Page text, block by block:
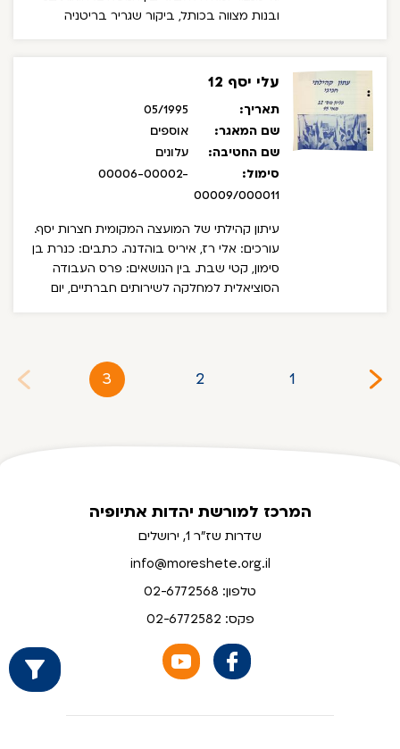
ובנות מצווה בכותל, ביקור שגריר בריטניה
עלי יסף 12
תאריך:
05/1995
שם המאגר:
אוספים
שם החטיבה:
עלונים
סימול:
00006-00002-
00009/000011
עיתון קהילתי של המועצה המקומית חצרות יסף.
עורכים: אלי רז, איריס בוהדנה. כתבים: כנרת בן
סימון, קטי שבת. בין הנושאים: פרס העבודה
הסוציאלית למחלקה לשירותים חברתיים, יום
1
2
3
המרכז למורשת יהדות אתיופיה
שדרות שז"ר 1, ירושלים
info@moreshete.org.il
טלפון: 02-6772568
פקס: 02-6772582